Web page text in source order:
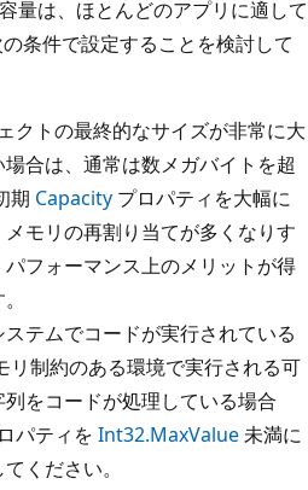
量は、ほとんどのアプリに適して
条件で設定することを検討して
クトの最終的なサイズが非常に大
合は、通常は数メガバイトを超
期 Capacity プロパティを大幅に
モリの再割り当てが多くなりす
フォーマンス上のメリットが得
テムでコードが実行されている
リ制約のある環境で実行される可
をコードが処理している場合
パティを Int32.MaxValue未満に
ください。